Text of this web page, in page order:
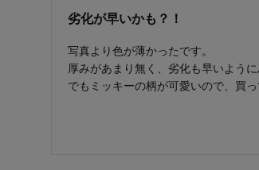
劣化が早いかも？！
写真より色が薄かったです。
厚みがあまり無く、劣化も早いように
でもミッキーの柄が可愛いので、買っ